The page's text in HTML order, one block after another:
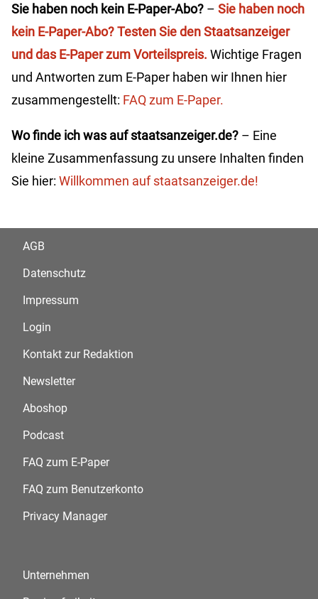
Sie haben noch kein E-Paper-Abo? – Sie haben noch
kein E-Paper-Abo? Testen Sie den Staatsanzeiger
und das E-Paper zum Vorteilspreis. Wichtige Fragen
und Antworten zum E-Paper haben wir Ihnen hier
zusammengestellt: FAQ zum E-Paper.
Wo finde ich was auf staatsanzeiger.de? – Eine
kleine Zusammenfassung zu unsere Inhalten finden
Sie hier: Willkommen auf staatsanzeiger.de!
AGB
Datenschutz
Impressum
Login
Kontakt zur Redaktion
Newsletter
Aboshop
Podcast
FAQ zum E-Paper
FAQ zum Benutzerkonto
Privacy Manager
Unternehmen